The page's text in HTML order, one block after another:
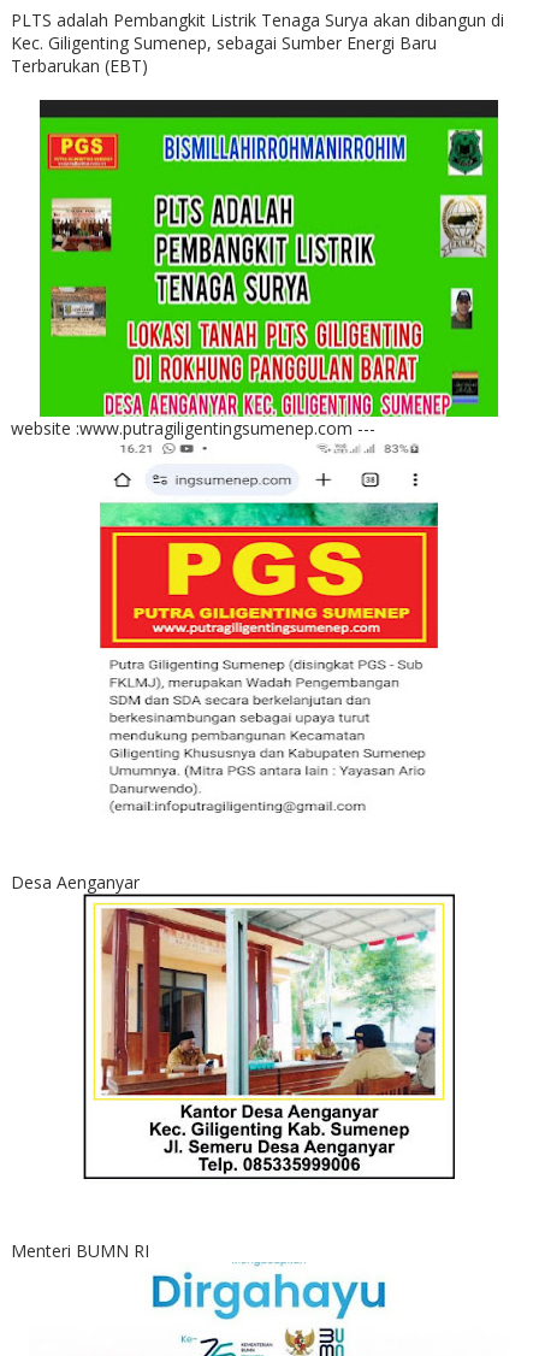
PLTS adalah Pembangkit Listrik Tenaga Surya akan dibangun di
Kec. Giligenting Sumenep, sebagai Sumber Energi Baru
Terbarukan (EBT)
website :www.putragiligentingsumenep.com ---
Desa Aenganyar
Menteri BUMN RI